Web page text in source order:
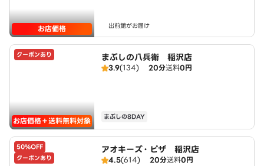
お店価格 出前館がお届け
クーポンあり
お店価格＋送料無料対象
まぶしの八兵衛 稲沢店
3.9(134) 20分送料0円
まぶしの8DAY
50%OFF
クーポンあり
アオキーズ・ピザ 稲沢店
4.5(614) 20分送料0円